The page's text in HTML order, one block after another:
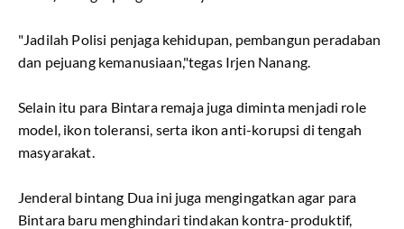
​"Jadilah Polisi penjaga kehidupan, pembangun peradaban
dan pejuang kemanusiaan,"tegas Irjen Nanang.
Selain itu para Bintara remaja juga diminta menjadi role
model, ikon toleransi, serta ikon anti-korupsi di tengah
masyarakat.
​Jenderal bintang Dua ini juga mengingatkan agar para
Bintara baru menghindari tindakan kontra-produktif,